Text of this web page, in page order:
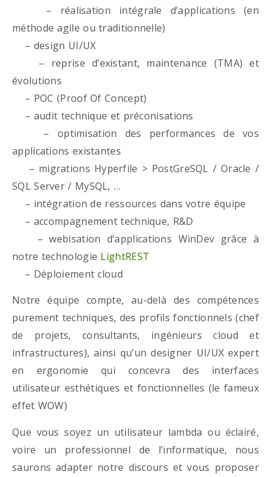
– réalisation intégrale d’applications (en
méthode agile ou traditionnelle)
– design UI/UX
– reprise d’existant, maintenance (TMA) et
évolutions
– POC (Proof Of Concept)
– audit technique et préconisations
– optimisation des performances de vos
applications existantes
– migrations Hyperfile > PostGreSQL / Oracle /
SQL Server / MySQL, …
– intégration de ressources dans votre équipe
– accompagnement technique, R&D
– webisation d’applications WinDev grâce à
notre technologie LightREST
– Déploiement cloud
Notre équipe compte, au-delà des compétences
purement techniques, des profils fonctionnels (chef
de projets, consultants, ingénieurs cloud et
infrastructures), ainsi qu’un designer UI/UX expert
en ergonomie qui concevra des interfaces
utilisateur esthétiques et fonctionnelles (le fameux
effet WOW)
Que vous soyez un utilisateur lambda ou éclairé,
voire un professionnel de l’informatique, nous
saurons adapter notre discours et vous proposer